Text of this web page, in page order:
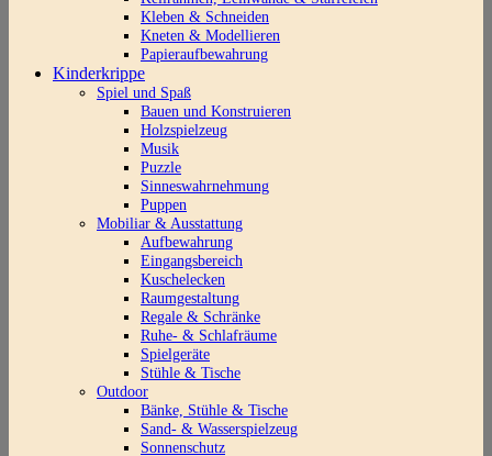
Kleben & Schneiden
Kneten & Modellieren
Papieraufbewahrung
Kinderkrippe
Spiel und Spaß
Bauen und Konstruieren
Holzspielzeug
Musik
Puzzle
Sinneswahrnehmung
Puppen
Mobiliar & Ausstattung
Aufbewahrung
Eingangsbereich
Kuschelecken
Raumgestaltung
Regale & Schränke
Ruhe- & Schlafräume
Spielgeräte
Stühle & Tische
Outdoor
Bänke, Stühle & Tische
Sand- & Wasserspielzeug
Sonnenschutz